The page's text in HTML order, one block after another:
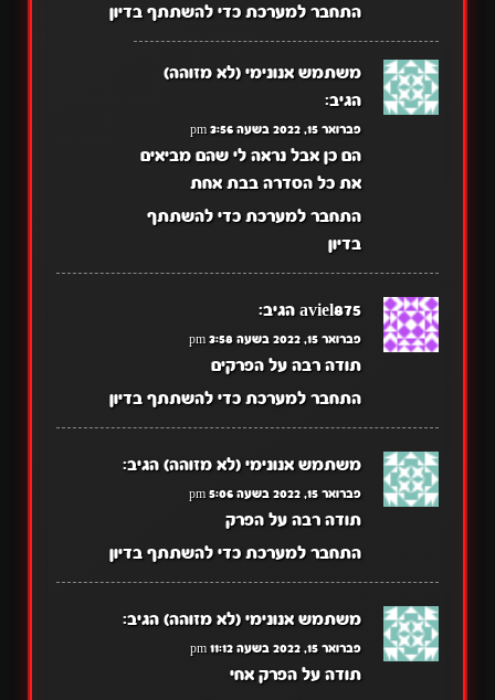
התחבר למערכת כדי להשתתף בדיון
משתמש אנונימי (לא מזוהה)
הגיב:
פברואר 15, 2022 בשעה 3:56 pm
הם כן אבל נראה לי שהם מביאים
את כל הסדרה בבת אחת
התחבר למערכת כדי להשתתף
בדיון
aviel875 הגיב:
פברואר 15, 2022 בשעה 3:58 pm
תודה רבה על הפרקים
התחבר למערכת כדי להשתתף בדיון
משתמש אנונימי (לא מזוהה) הגיב:
פברואר 15, 2022 בשעה 5:06 pm
תודה רבה על הפרק
התחבר למערכת כדי להשתתף בדיון
משתמש אנונימי (לא מזוהה) הגיב:
פברואר 15, 2022 בשעה 11:12 pm
תודה על הפרק אחי